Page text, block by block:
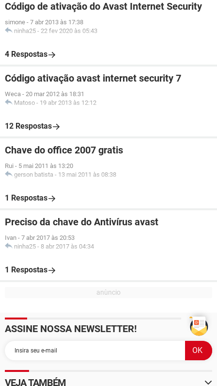
Código de ativação do Avast Internet Security
simone - 7 abr 2013 às 17:38
ninha25 - 22 fev 2020 às 05:43
4 Respostas
Código ativação avast internet security 7
Weca - 20 mar 2012 às 18:31
Matoso - 19 abr 2013 às 12:12
12 Respostas
Chave do office 2007 gratis
Rui - 5 mai 2011 às 13:20
gerson batista - 13 mai 2011 às 08:38
1 Respostas
Preciso da chave do Antivírus avast
Ivan - 7 abr 2017 às 20:53
ninha25 - 8 abr 2017 às 04:34
1 Respostas
ASSINE NOSSA NEWSLETTER!
VEJA TAMBÉM